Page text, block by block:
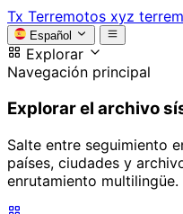
Tx Terremotos xyz
Español
Explorar
Navegación principal
Explorar el archivo
Salte entre seguimiento
países, ciudades y
enrutamiento multilingüe.